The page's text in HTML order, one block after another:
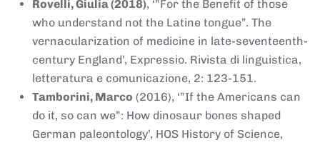
Rovelli, Giulia (2018), ‘”For the Benefit of those
who understand not the Latine tongue”. The
vernacularization of medicine in late-seventeenth-
century England’, Expressio. Rivista di linguistica,
letteratura e comunicazione, 2: 123-151.
Tamborini, Marco (2016), ‘”If the Americans can
do it, so can we”: How dinosaur bones shaped
German paleontology’, HOS History of Science,